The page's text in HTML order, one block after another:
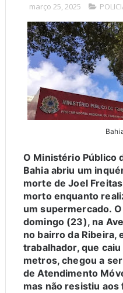
março 25, 2025
O Ministério Público
Bahia abriu um
morte de Joel
morto enquanto
um supermercado.
domingo (23), na
no bairro da Ribeira,
trabalhador, que
metros, chegou a
de Atendimento
mas não resistiu